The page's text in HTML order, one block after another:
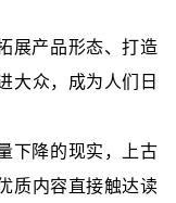
产品形态、打造
大众，成为人们日
降的现实，上古
质内容直接触达读